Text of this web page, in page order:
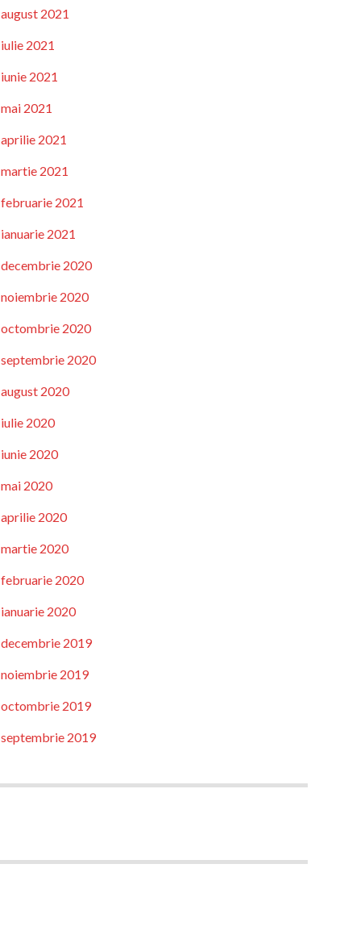
august 2021
iulie 2021
iunie 2021
mai 2021
aprilie 2021
martie 2021
februarie 2021
ianuarie 2021
decembrie 2020
noiembrie 2020
octombrie 2020
septembrie 2020
august 2020
iulie 2020
iunie 2020
mai 2020
aprilie 2020
martie 2020
februarie 2020
ianuarie 2020
decembrie 2019
noiembrie 2019
octombrie 2019
septembrie 2019